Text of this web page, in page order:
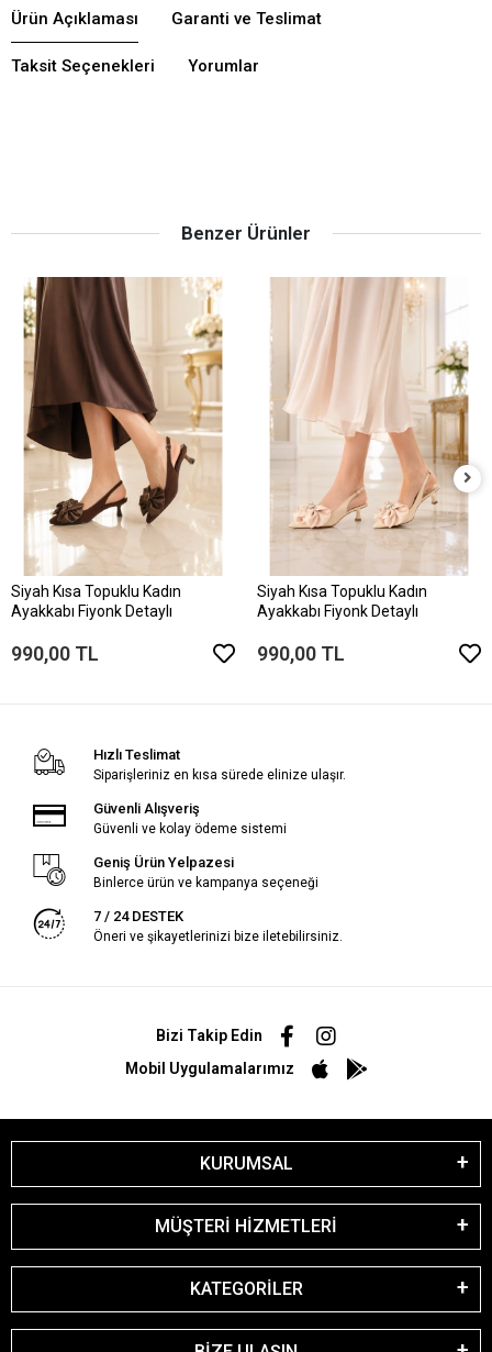
Ürün Açıklaması Garanti ve Teslimat
Taksit Seçenekleri Yorumlar
Benzer Ürünler
Siyah Kısa Topuklu Kadın
Ayakkabı Fiyonk Detaylı
990,00 TL
Siyah Kısa Topuklu Kadın
Ayakkabı Fiyonk Detaylı
990,00 TL
Hızlı Teslimat
Siparişleriniz en kısa sürede elinize ulaşır.
Güvenli Alışveriş
Güvenli ve kolay ödeme sistemi
Geniş Ürün Yelpazesi
Binlerce ürün ve kampanya seçeneği
7 / 24 DESTEK
Öneri ve şikayetlerinizi bize iletebilirsiniz.
Bizi Takip Edin
Mobil Uygulamalarımız
KURUMSAL
MÜŞTERİ HİZMETLERİ
KATEGORİLER